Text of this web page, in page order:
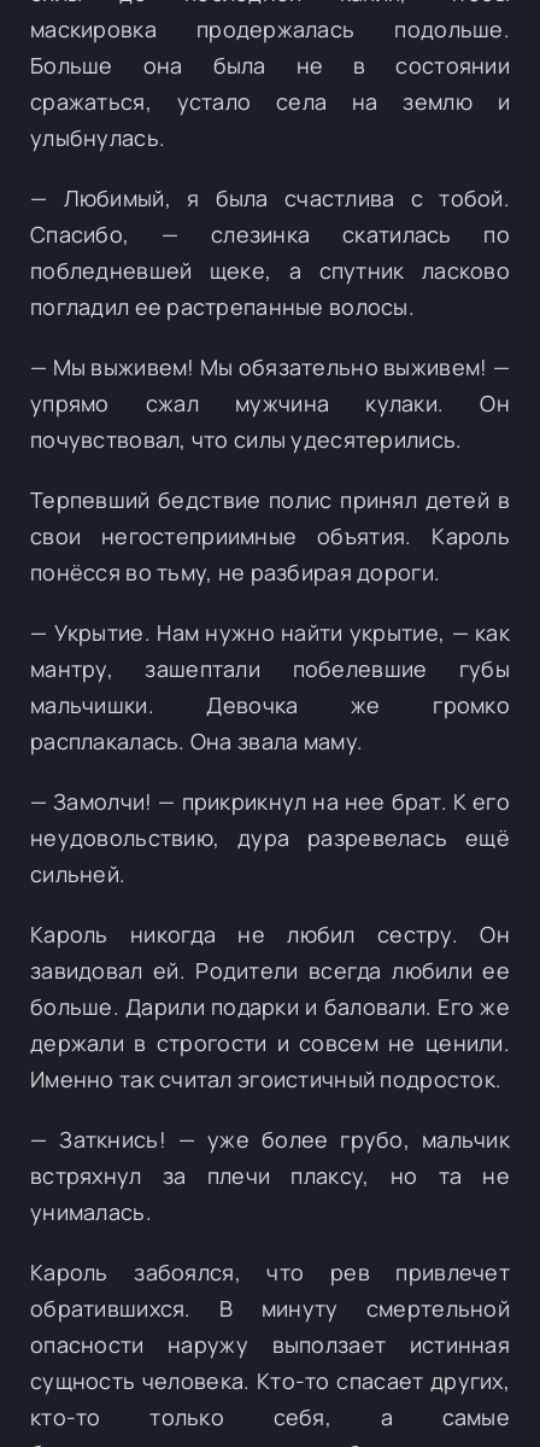
маскировка продержалась подольше.
Больше она была не в состоянии
сражаться, устало села на землю и
улыбнулась.
— Любимый, я была счастлива с тобой.
Спасибо, — слезинка скатилась по
побледневшей щеке, а спутник ласково
погладил ее растрепанные волосы.
— Мы выживем! Мы обязательно выживем! —
упрямо сжал мужчина кулаки. Он
почувствовал, что силы удесятерились.
Терпевший бедствие полис принял детей в
свои негостеприимные объятия. Кароль
понёсся во тьму, не разбирая дороги.
— Укрытие. Нам нужно найти укрытие, — как
мантру, зашептали побелевшие губы
мальчишки. Девочка же громко
расплакалась. Она звала маму.
— Замолчи! — прикрикнул на нее брат. К его
неудовольствию, дура разревелась ещё
сильней.
Кароль никогда не любил сестру. Он
завидовал ей. Родители всегда любили ее
больше. Дарили подарки и баловали. Его же
держали в строгости и совсем не ценили.
Именно так считал эгоистичный подросток.
— Заткнись! — уже более грубо, мальчик
встряхнул за плечи плаксу, но та не
унималась.
Кароль забоялся, что рев привлечет
обратившихся. В минуту смертельной
опасности наружу выползает истинная
сущность человека. Кто-то спасает других,
кто-то только себя, а самые